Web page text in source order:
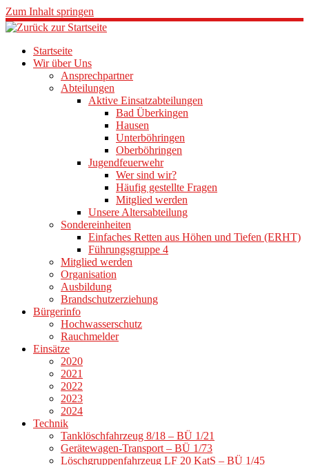
Zum Inhalt springen
Startseite
Wir über Uns
Ansprechpartner
Abteilungen
Aktive Einsatzabteilungen
Bad Überkingen
Hausen
Unterböhringen
Oberböhringen
Jugendfeuerwehr
Wer sind wir?
Häufig gestellte Fragen
Mitglied werden
Unsere Altersabteilung
Sondereinheiten
Einfaches Retten aus Höhen und Tiefen (ERHT)
Führungsgruppe 4
Mitglied werden
Organisation
Ausbildung
Brandschutzerziehung
Bürgerinfo
Hochwasserschutz
Rauchmelder
Einsätze
2020
2021
2022
2023
2024
Technik
Tanklöschfahrzeug 8/18 – BÜ 1/21
Gerätewagen-Transport – BÜ 1/73
Löschgruppenfahrzeug LF 20 KatS – BÜ 1/45